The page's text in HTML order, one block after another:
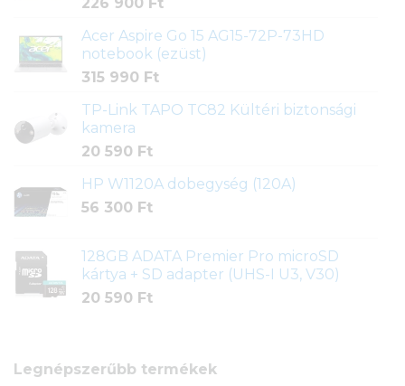
Acer Aspire Go 15 AG15-72P-73HD
notebook (ezüst)
315 990 Ft
TP-Link TAPO TC82 Kültéri biztonsági
kamera
20 590 Ft
HP W1120A dobegység (120A)
56 300 Ft
128GB ADATA Premier Pro microSD
kártya + SD adapter (UHS-I U3, V30)
20 590 Ft
Legnépszerűbb termékek